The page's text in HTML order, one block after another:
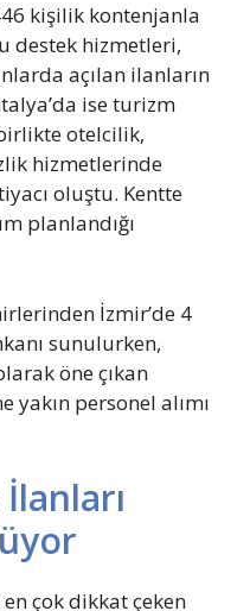
kişilik kontenjanla
destek hizmetleri,
açılan ilanların
ise turizm
otelcilik,
hizmetlerinde
oluştu. Kentte
planlandığı
İzmir’de 4
sunulurken,
öne çıkan
yakın personel alımı
İlanları
en çok dikkat çeken